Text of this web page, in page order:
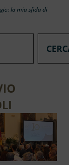
la mia sfida di